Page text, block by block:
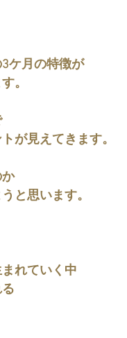
ケ月の特徴が
。
が見えてきます。
と思います。
れていく中